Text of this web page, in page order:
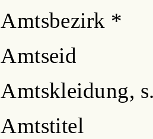
Amtsbezirk *
Amtseid
Amtskleidung,
Amtstitel